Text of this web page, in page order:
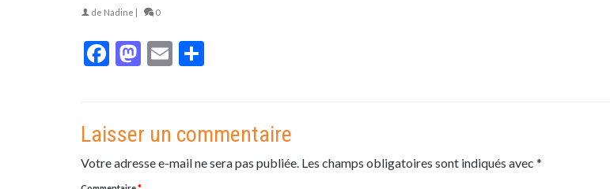
de Nadine | 0
Facebook
Mastodon
Email
Laisser un commentaire
Votre adresse e-mail ne sera pas publiée. Les champs obligatoires sont indiqués avec *